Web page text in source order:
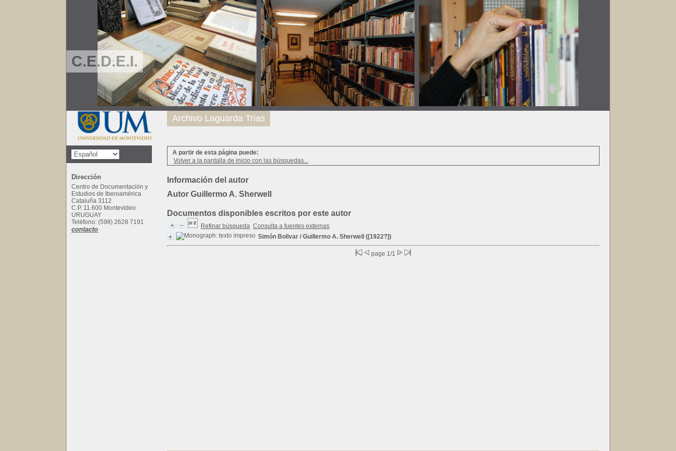
C.E.D.E.I.
A partir de esta página puede:
Volver a la pantalla de inicio con las búsquedas...
Información del autor
Autor Guillermo A. Sherwell
Documentos disponibles escritos por este autor
Refinar búsqueda Consulta a fuentes externas
Simón Bolivar / Guillermo A. Sherwell ([1922?])
page 1/1
Archivo Laguarda Trias
Dirección
Centro de Documentación y
Estudios de Iberoamérica
Cataluña 3112
C.P. 11.600 Montevideo
URUGUAY
Teléfono: (598) 2628 7191
contacto